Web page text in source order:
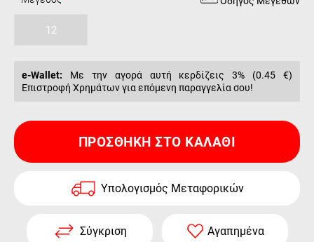
12
e-Wallet: Με την αγορά αυτή κερδίζεις 3% (0.45 €)
Επιστροφή Χρημάτων για επόμενη παραγγελία σου!
ΠΡΟΣΘΉΚΗ ΣΤΟ ΚΑΛΆΘΙ
Υπολογισμός Μεταφορικών
Σύγκριση Αγαπημένα